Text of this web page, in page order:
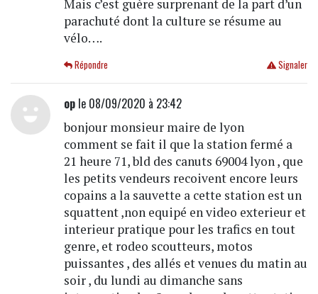
Mais c’est guère surprenant de la part d’un
parachuté dont la culture se résume au
vélo….
Signaler
Répondre
ople 08/09/2020 à 23:42
bonjour monsieur maire de lyon
comment se fait il que la station fermé a
21 heure 71, bld des canuts 69004 lyon , que
les petits vendeurs recoivent encore leurs
copains a la sauvette a cette station est un
squattent ,non equipé en video exterieur et
interieur pratique pour les trafics en tout
genre, et rodeo scoutteurs, motos
puissantes , des allés et venues du matin au
soir , du lundi au dimanche sans